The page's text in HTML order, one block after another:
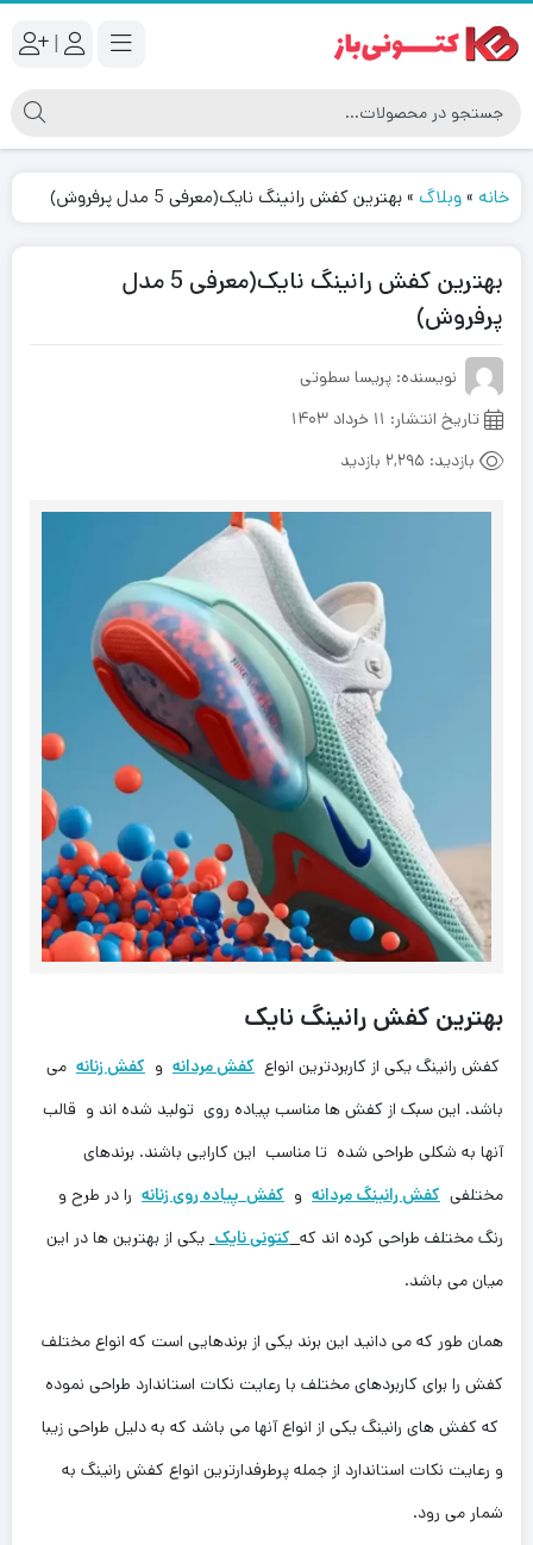
|
خانه »وبلاگ »بهترین کفش رانینگ نایک(معرفی 5 مدل پرفروش)
بهترین کفش رانینگ نایک(معرفی 5 مدل
پرفروش)
نویسنده: پریسا سطوتی
تاریخ انتشار: ۱۱ خرداد ۱۴۰۳
بازدید: 2,295 بازدید
بهترین کفش رانینگ نایک
کفش رانینگ یکی از کاربردترین انواع کفش مردانه و کفش زنانه می
باشد. این سبک از کفش ها مناسب پیاده روی تولید شده اند و قالب
آنها به شکلی طراحی شده تا مناسب این کارایی باشند. برندهای
مختلفی کفش رانینگ‌ مردانه و کفش پیاده روی زنانه را در طرح و
رنگ مختلف طراحی کرده اند که کتونی نایک یکی از بهترین ها در این
میان می باشد.
همان طور که می دانید این برند یکی از برندهایی است که انواع مختلف
کفش را برای کاربردهای مختلف با رعایت نکات استاندارد طراحی نموده
که کفش های رانینگ یکی از انواع آنها ‌می باشد که به دلیل طراحی زیبا
و رعایت نکات استاندارد از جمله پرطرفدارترین انواع کفش رانینگ به
شمار می رود.